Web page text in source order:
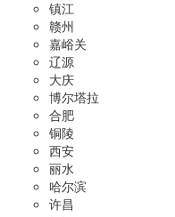
镇江
赣州
嘉峪关
辽源
大庆
博尔塔拉
合肥
铜陵
西安
丽水
哈尔滨
许昌